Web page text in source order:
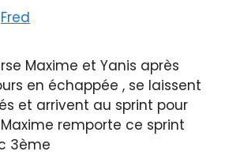
Fred
Maxime et Yanis après
en échappée , se laissent
et arrivent au sprint pour
remporte ce sprint
3ème